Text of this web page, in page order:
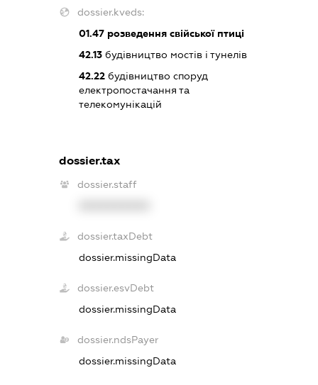
dossier.kveds:
01.47 розведення свійської птиці
42.13 будівництво мостів і тунелів
42.22 будівництво споруд
електропостачання та
телекомунікацій
dossier.tax
dossier.staff
dossier.taxDebt
dossier.missingData
dossier.esvDebt
dossier.missingData
dossier.ndsPayer
dossier.missingData